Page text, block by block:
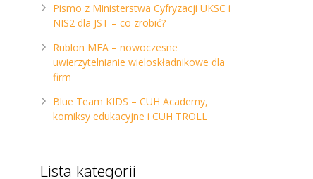
Pismo z Ministerstwa Cyfryzacji UKSC i
NIS2 dla JST – co zrobić?
Rublon MFA – nowoczesne
uwierzytelnianie wieloskładnikowe dla
firm
Blue Team KIDS – CUH Academy,
komiksy edukacyjne i CUH TROLL
Lista kategorii